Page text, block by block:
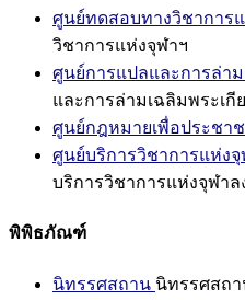
ศูนย์ทดสอบทางวิชาการ
วิชาการแห่งจุฬาฯ
ศูนย์การแปลและการล่าม
และการล่ามเฉลิมพระเกี
ศูนย์กฎหมายเพื่อประชา
ศูนย์บริการวิชาการแห่ง
บริการวิชาการแห่งจุฬา
พิพิธภัณฑ์
นิทรรศสถาน นิทรรศสถ